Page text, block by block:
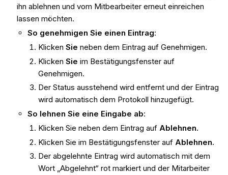
ihn ablehnen und vom Mitbearbeiter erneut einreichen
lassen möchten.
So genehmigen Sie einen Eintrag:
Klicken Sie neben dem Eintrag auf Genehmigen.
Klicken Sie im Bestätigungsfenster auf
Genehmigen.
Der Status ausstehend wird entfernt und der Eintrag
wird automatisch dem Protokoll hinzugefügt.
So lehnen Sie eine Eingabe ab:
Klicken Sie neben dem Eintrag auf Ablehnen.
Klicken Sie im Bestätigungsfenster auf Ablehnen.
Der abgelehnte Eintrag wird automatisch mit dem
Wort „Abgelehnt“ rot markiert und der Mitarbeiter